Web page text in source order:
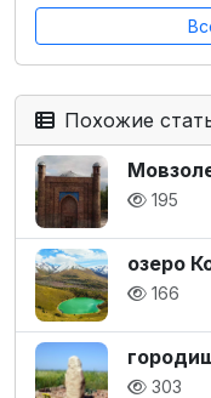
Похожие
195
озеро
166
303